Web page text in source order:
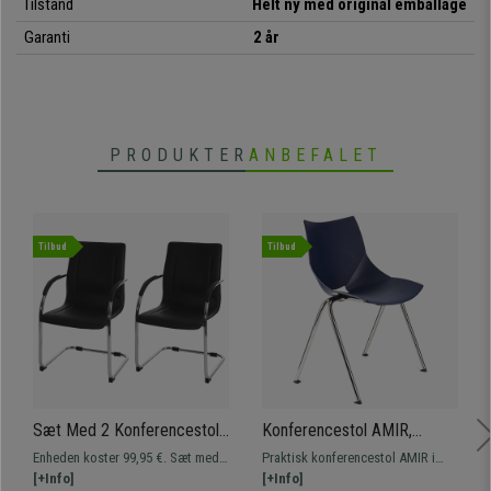
• Komfortabel og blød polstring
Tilstand
Helt ny med original emballage
Garanti
2 år
PRODUKTER ANBEFALET
Tilbud
Sæt Med 2 Konferencestole
ZEUS, Metalstruktur,
Eksklusivt Design, Sort
Enheden koster 99,95 €. Sæt med 2
designer konferencestole ZEUS.
[+Info]
Tilbud
Konferencestol AMIR,
Komfortabel og praktisk,
Stabelbar, Blå Farve
Praktisk konferencestol AMIR i
fantastisk design, der giver et
[+Info]